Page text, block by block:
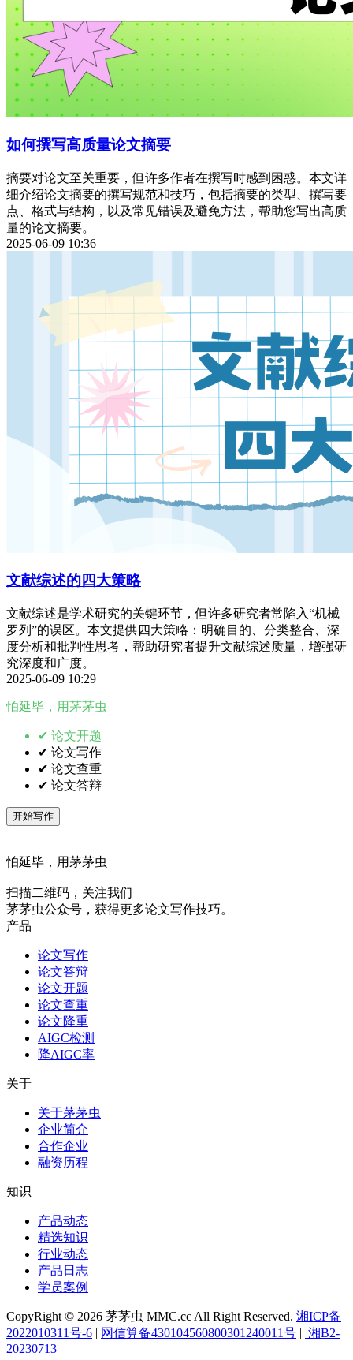
如何撰写高质量论文摘要
摘要对论文至关重要，但许多作者在撰写时感到困惑。本文详
细介绍论文摘要的撰写规范和技巧，包括摘要的类型、撰写要
点、格式与结构，以及常见错误及避免方法，帮助您写出高质
量的论文摘要。
2025-06-09 10:36
文献综述的四大策略
文献综述是学术研究的关键环节，但许多研究者常陷入“机械
罗列”的误区。本文提供四大策略：明确目的、分类整合、深
度分析和批判性思考，帮助研究者提升文献综述质量，增强研
究深度和广度。
2025-06-09 10:29
怕延毕，用茅茅虫
✔ 论文开题
✔ 论文写作
✔ 论文查重
✔ 论文答辩
开始写作
怕延毕，用茅茅虫
扫描二维码，关注我们
茅茅虫公众号，获得更多论文写作技巧。
产品
论文写作
论文答辩
论文开题
论文查重
论文降重
AIGC检测
降AIGC率
关于
关于茅茅虫
企业简介
合作企业
融资历程
知识
产品动态
精选知识
行业动态
产品日志
学员案例
CopyRight © 2026 茅茅虫 MMC.cc All Right Reserved. 湘ICP备
2022010311号-6 | 网信算备430104560800301240011号 | 湘B2-
20230713